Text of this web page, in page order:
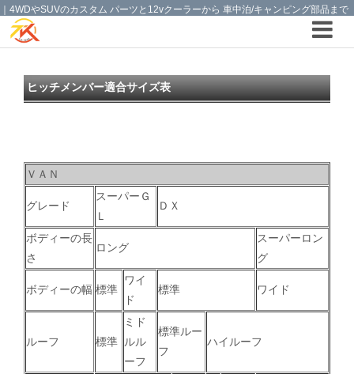
｜4WDやSUVのカスタム パーツと12vクーラーから 車中泊/キャンピング部品まで
ご提案の T.K TECH 埼玉
ヒッチメンバー適合サイズ表
ＶＡＮ
グレード
スーパーＧ
Ｌ
ＤＸ
ボディーの長
さ
ロング
スーパーロン
グ
ボディーの幅 標準
ワイ
ド
標準 ワイド
ルーフ 標準
ミド
ルル
ーフ
標準ルー
フ
ハイルーフ